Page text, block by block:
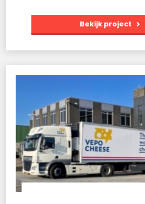
Bekijk project